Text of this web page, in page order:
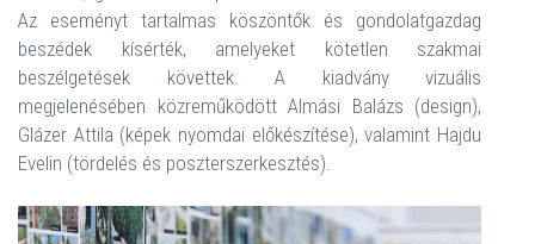
Az eseményt tartalmas köszöntők és gondolatgazdag
beszédek kísérték, amelyeket kötetlen szakmai
beszélgetések követtek. A kiadvány vizuális
megjelenésében közreműködött Almási Balázs (design),
Glázer Attila (képek nyomdai előkészítése), valamint Hajdu
Evelin (tördelés és poszterszerkesztés).